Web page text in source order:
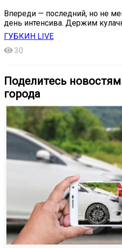
Впереди — последний, но не
день интенсива. Держим
ГУБКИН LIVE
30
Поделитесь
города